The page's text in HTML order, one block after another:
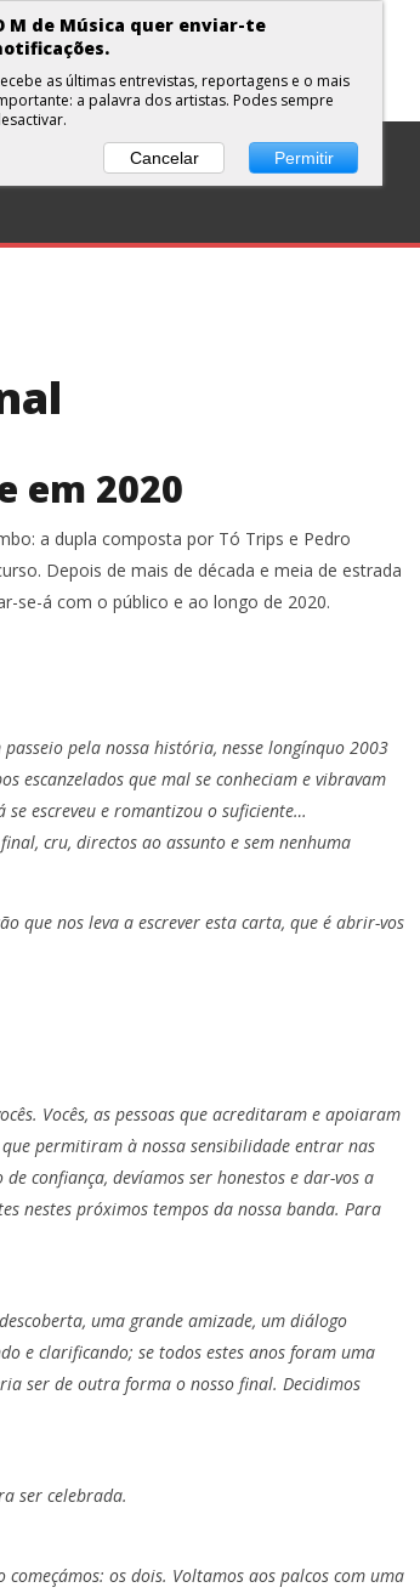
CURTAS PLAYLISTS
em 2020
a dupla composta por Tó Trips e Pedro
Depois de mais de década e meia de estrada
se-á com o público e ao longo de 2020.
pela nossa história, nesse longínquo 2003
escanzelados que mal se conheciam e vibravam
escreveu e romantizou o suficiente…
cru, directos ao assunto e sem nenhuma
que nos leva a escrever esta carta, que é abrir-vos
Vocês, as pessoas que acreditaram e apoiaram
permitiram à nossa sensibilidade entrar nas
confiança, devíamos ser honestos e dar-vos a
nestes próximos tempos da nossa banda. Para
uma grande amizade, um diálogo
e clarificando; se todos estes anos foram uma
ser de outra forma o nosso final. Decidimos
ser celebrada.
os dois. Voltamos aos palcos com uma
M de Música quer enviar-te
as últimas entrevistas, reportagens e o mais
a palavra dos artistas. Podes sempre
Cancelar Permitir